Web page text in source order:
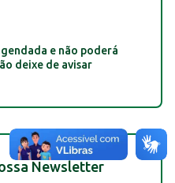
e não poderá
deixe de avisar
Newsletter